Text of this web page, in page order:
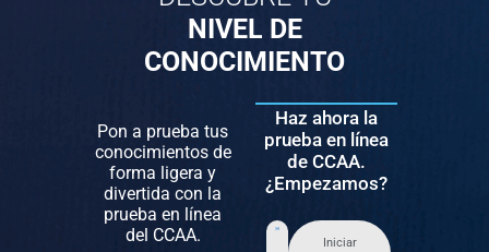
NIVEL DE
CONOCIMIENTO
Pon a prueba tus
conocimientos de
forma ligera y
divertida con la
prueba en línea
del CCAA.
Haz ahora la
prueba en línea
de CCAA.
¿Empezamos?
Iniciar